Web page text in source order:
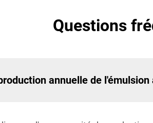
Questions
annuelle de l'émulsion